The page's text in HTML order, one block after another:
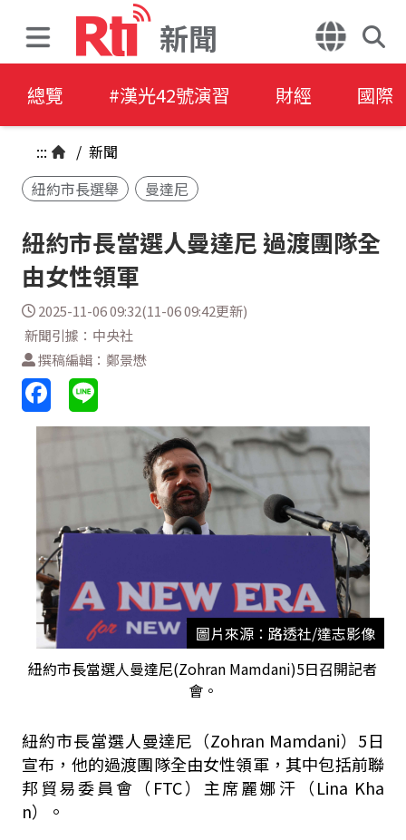
新聞
總覽 #漢光42號演習 財經 國際
::: / 新聞
紐約市長選舉
曼達尼
紐約市長當選人曼達尼 過渡團隊全
由女性領軍
2025-11-06 09:32(11-06 09:42更新)
新聞引據：中央社
撰稿編輯：鄭景懋
圖片來源：路透社/達志影像
紐約市長當選人曼達尼(Zohran Mamdani)5日召開記者
會。
紐約市長當選人曼達尼（Zohran Mamdani）5日
宣布，他的過渡團隊全由女性領軍，其中包括前聯
邦貿易委員會（FTC）主席麗娜汗（Lina Kha
n）。